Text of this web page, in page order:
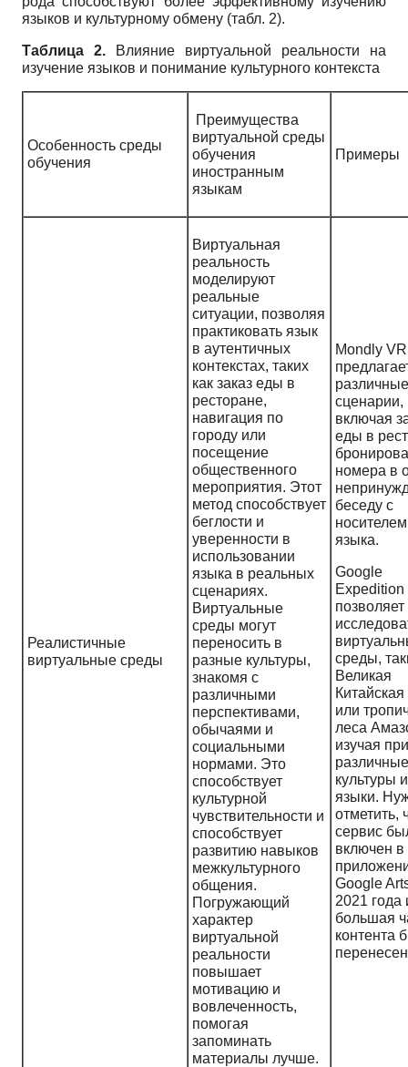
языков и культурному обмену (табл. 2).
Таблица 2. Влияние виртуальной реальности на
изучение языков и понимание культурного контекста
Особенность среды
обучения
Преимущества
виртуальной среды
обучения
иностранным
языкам
Примеры
Реалистичные
виртуальные среды
Виртуальная
реальность
моделируют
реальные
ситуации, позволяя
практиковать язык
в аутентичных
контекстах, таких
как заказ еды в
ресторане,
навигация по
городу или
посещение
общественного
мероприятия. Этот
метод способствует
беглости и
уверенности в
использовании
языка в реальных
сценариях.
Виртуальные
среды могут
переносить в
разные культуры,
знакомя с
различными
перспективами,
обычаями и
социальными
нормами. Это
способствует
культурной
чувствительности и
способствует
развитию навыков
межкультурного
общения.
Погружающий
характер
виртуальной
реальности
повышает
мотивацию и
вовлеченность,
помогая
запоминать
материалы лучше.
Mondly VR
сценарии,
включая
еды в
номера в
беседу с
носителем
языка.
Google
Expedition
позволяет
среды,
Великая
или
леса
изучая
различные
культуры и
языки.
отметить,
сервис
включен в
Google
2021 года
большая
контента